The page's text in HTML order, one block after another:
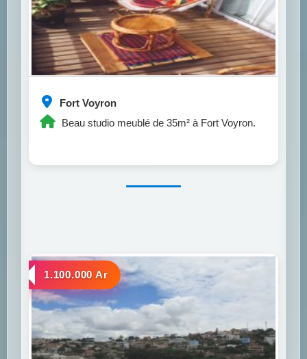
Fort Voyron
Beau studio meublé de 35m² à Fort Voyron.
a louer
1.100.000 Ar